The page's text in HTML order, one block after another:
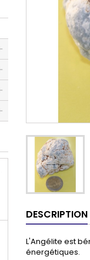
DESCRIPTION
L'Angélite est
énergétiques.